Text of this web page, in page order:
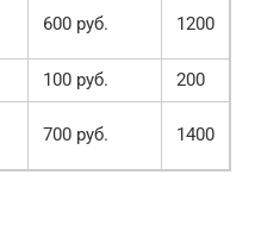
600 руб. 1200
100 руб.
200
700 руб. 1400